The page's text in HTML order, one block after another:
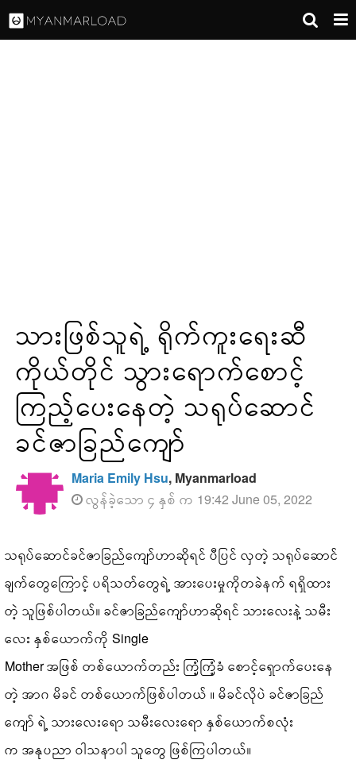
သားဖြစ်သူရဲ့ ရိုက်ကူးရေးဆီ
ကိုယ်တိုင် သွားရောက်စောင့်
ကြည့်ပေးနေတဲ့ သရုပ်ဆောင်
ခင်ဇာခြည်ကျော်
Maria Emily Hsu, Myanmarload
လွန်ခဲ့သော ၄ နှစ် က 19:42 June 05, 2022
သရုပ်ဆောင်ခင်ဇာခြည်ကျော်ဟာဆိုရင် ပီပြင် လှတဲ့ သရုပ်ဆောင်
ချက်တွေကြောင့် ပရိသတ်တွေရဲ့ အားပေးမှုကိုတခဲနက် ရရှိထား
တဲ့ သူဖြစ်ပါတယ်။ ခင်ဇာခြည်ကျော်ဟာဆိုရင် သားလေးနဲ့ သမီး
လေး နှစ်ယောက်ကို Single
Mother အဖြစ် တစ်ယောက်တည်း ကြံ့ကြံ့ခံ စောင့်ရှောက်ပေးနေ
တဲ့ အာဂ မိခင် တစ်ယောက်ဖြစ်ပါတယ် ။ မိခင်လိုပဲ ခင်ဇာခြည်
ကျော် ရဲ့ သားလေးရော သမီးလေးရော နှစ်ယောက်စလုံး
က အနုပညာ ဝါသနာပါ သူတွေ ဖြစ်ကြပါတယ်။